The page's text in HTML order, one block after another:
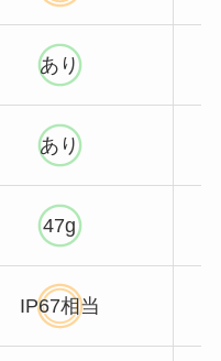
あり
あり
47g
IP67相当